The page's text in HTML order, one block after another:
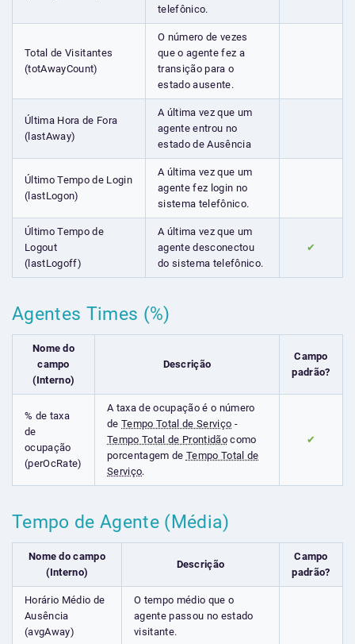
telefônico.
Total de Visitantes
(totAwayCount)
O número de vezes
que o agente fez a
transição para o
estado ausente.
Última Hora de Fora
(lastAway)
A última vez que um
agente entrou no
estado de Ausência
Último Tempo de Login
(lastLogon)
A última vez que um
agente fez login no
sistema telefônico.
Último Tempo de
Logout
(lastLogoff)
A última vez que um
agente desconectou
do sistema telefônico.
✔
Agentes Times (%)
Nome do
campo
(Interno)
Descrição
Campo
padrão?
% de taxa
de
ocupação
(perOcRate)
A taxa de ocupação é o número
de Tempo Total de Serviço -
Tempo Total de Prontidãocomo
porcentagem de Tempo Total de
Serviço.
✔
Tempo de Agente (Média)
Nome do campo
(Interno)
Descrição
Campo
padrão?
Horário Médio de
Ausência
(avgAway)
O tempo médio que o
agente passou no estado
visitante.